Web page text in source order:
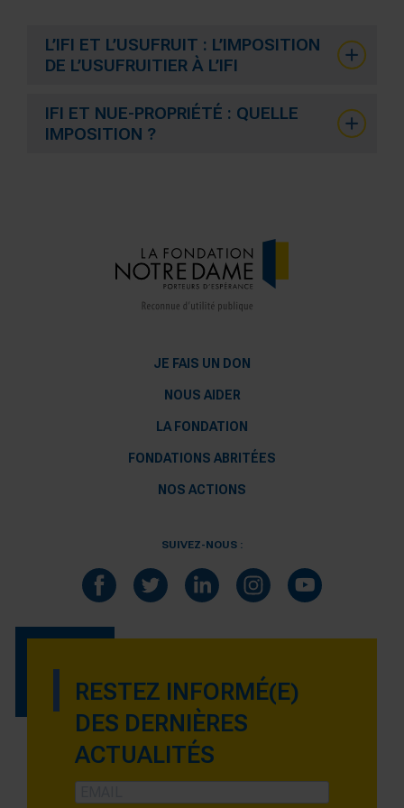
L’IFI ET L’USUFRUIT : L’IMPOSITION
DE L’USUFRUITIER À L’IFI
IFI ET NUE-PROPRIÉTÉ : QUELLE
IMPOSITION ?
JE FAIS UN DON
NOUS AIDER
LA FONDATION
FONDATIONS ABRITÉES
NOS ACTIONS
SUIVEZ-NOUS :
RESTEZ INFORMÉ(E)
DES DERNIÈRES
ACTUALITÉS